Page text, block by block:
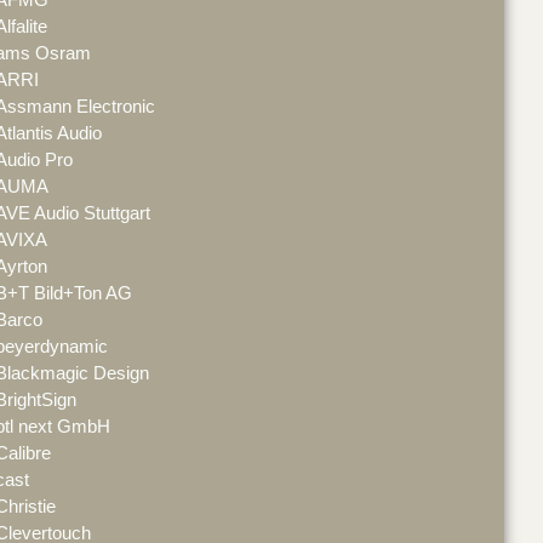
Osram
Electronic
Audio
Pro
Audio Stuttgart
Bild+Ton AG
Design
next GmbH